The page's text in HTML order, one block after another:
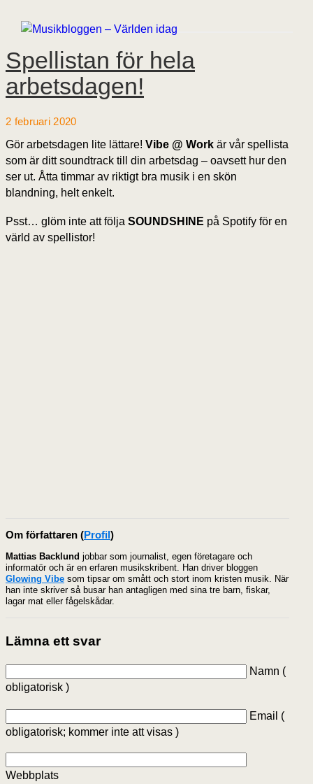
Spellistan för hela
arbetsdagen!
2 februari 2020
Gör arbetsdagen lite lättare! Vibe @ Work är vår spellista
som är ditt soundtrack till din arbetsdag – oavsett hur den
ser ut. Åtta timmar av riktigt bra musik i en skön
blandning, helt enkelt.
Psst… glöm inte att följa SOUNDSHINE på Spotify för en
värld av spellistor!
Om författaren (Profil)
Mattias Backlund jobbar som journalist, egen företagare och
informatör och är en erfaren musikskribent. Han driver bloggen
Glowing Vibe som tipsar om smått och stort inom kristen musik. När
han inte skriver så busar han antagligen med sina tre barn, fiskar,
lagar mat eller fågelskådar.
Lämna ett svar
Namn (
obligatorisk )
Email (
obligatorisk; kommer inte att visas )
Webbplats